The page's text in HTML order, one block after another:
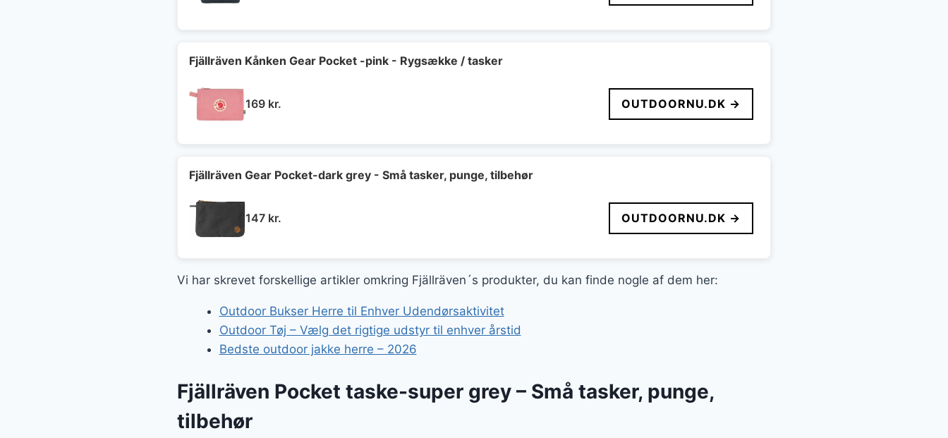
Fjällräven Kånken Gear Pocket -pink - Rygsække / tasker
169 kr. OUTDOORNU.DK →
Fjällräven Gear Pocket-dark grey - Små tasker, punge, tilbehør
147 kr. OUTDOORNU.DK →
Vi har skrevet forskellige artikler omkring Fjällräven´s produkter, du kan finde nogle af dem her:
Outdoor Bukser Herre til Enhver Udendørsaktivitet
Outdoor Tøj – Vælg det rigtige udstyr til enhver årstid
Bedste outdoor jakke herre – 2026
Fjällräven Pocket taske-super grey – Små tasker, punge,
tilbehør